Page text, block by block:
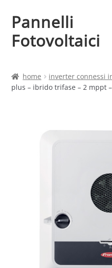
Vai
alla
navigazione
Vai
al
contenuto
Pannelli
Fotovoltaici
Cart
Produttori
Sample Page
home inverter connessi
plus – ibrido trifase – 2 mppt